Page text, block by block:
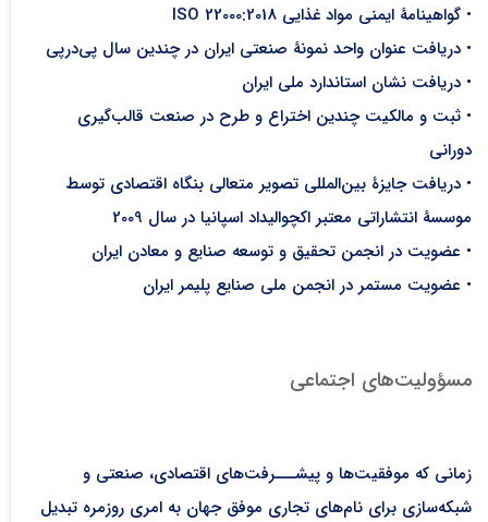
• گواهینامۀ ایمنی مواد غذایی ISO 22000:2018
• دریافت عنوان واحد نمونۀ صنعتی ایران در چندین سال پی‌در‌پی
• دریافت نشان استاندارد ملی ایران
• ثبت و مالکیت چندین اختراع و طرح در صنعت قالب‌گیری
دورانی
• دریافت جایزۀ بین‌المللی تصویر متعالی بنگاه اقتصادی توسط
موسسۀ انتشاراتی معتبر اکچوالیداد اسپانیا در سال 2009
• عضویت در انجمن تحقیق و توسعه صنایع و معادن ایران
• عضویت مستمر در انجمن ملی صنایع پلیمر ایران
مسؤولیت‌های اجتماعی
زمانی که موفقیت‌ها و پیشـــرفت‌های اقتصادی، صنعتی و
شبکه‌سازی برای نام‌های تجاری موفق جهان به امری روزمره تبدیل